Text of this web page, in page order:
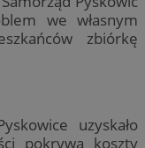
we własnym
zbiórkę
uzyskało
pokrywa koszty